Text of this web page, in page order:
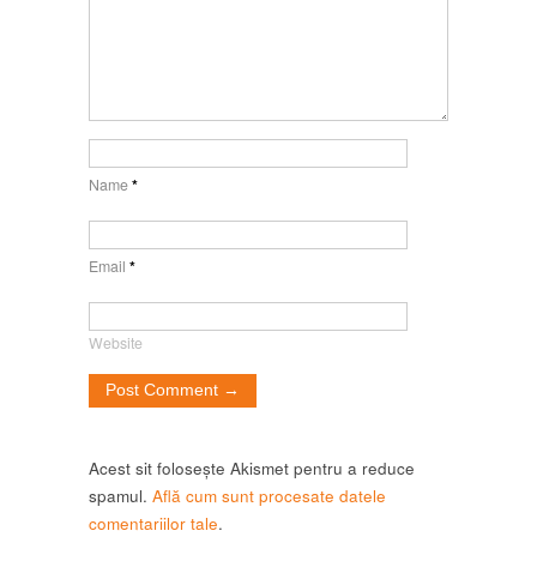
Name*
Email *
Website
Acest sit folosește Akismet pentru a reduce
spamul. Află cum sunt procesate datele
comentariilor tale.